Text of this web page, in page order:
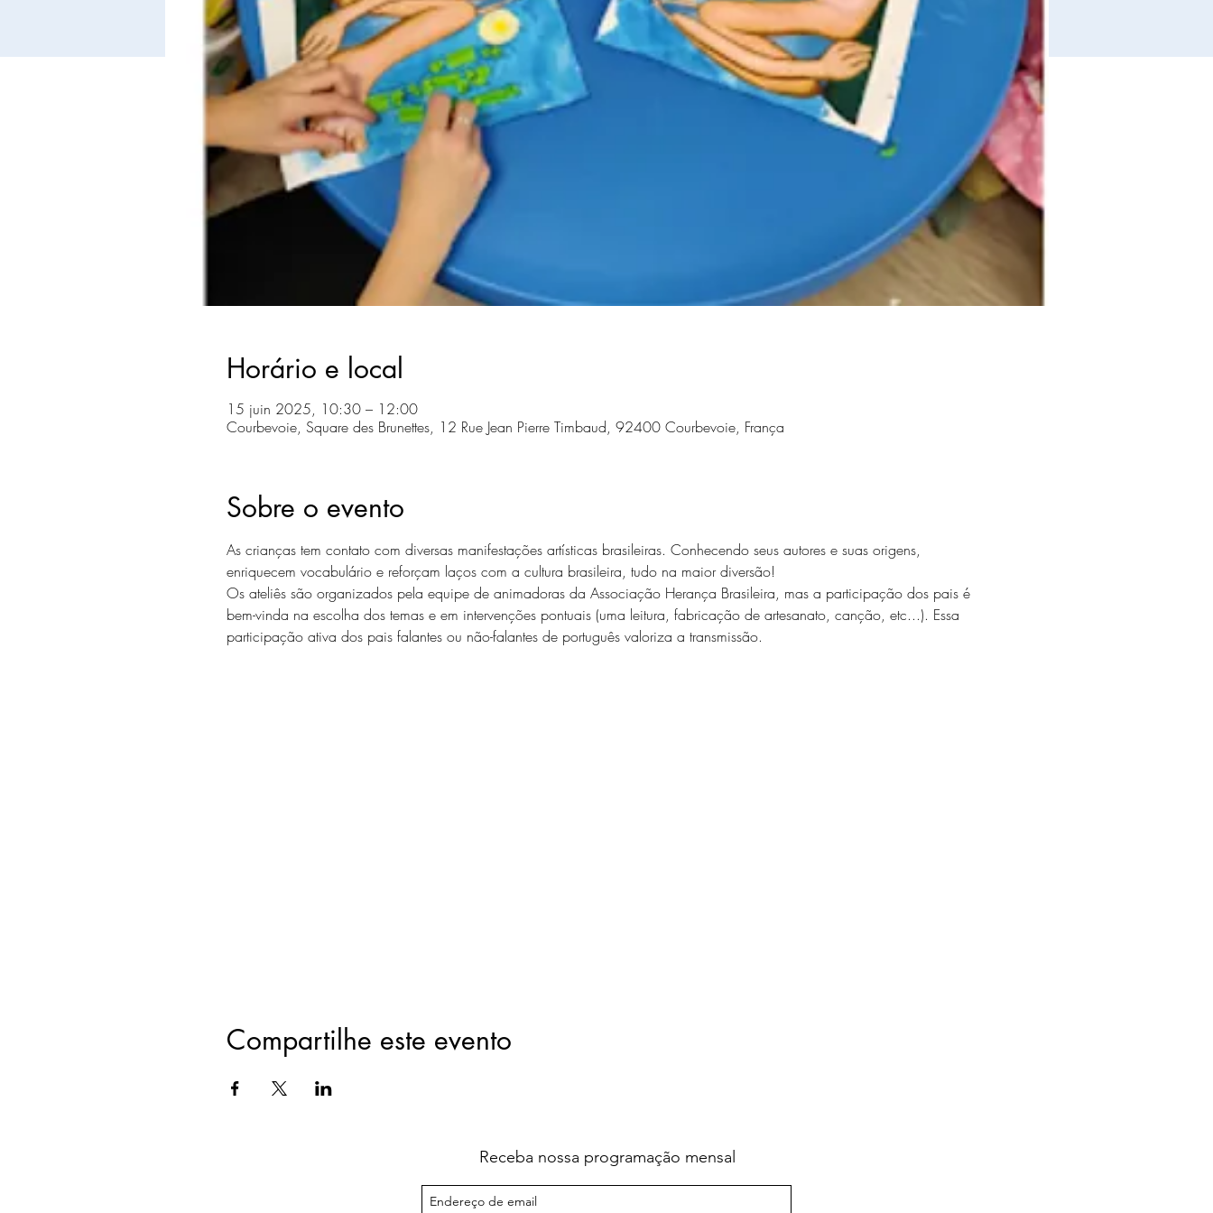
Horário e local
15 juin 2025, 10:30 – 12:00
Courbevoie, Square des Brunettes, 12 Rue Jean Pierre Timbaud, 92400 Courbevoie, França
Sobre o evento
As crianças tem contato com diversas manifestações artísticas brasileiras. Conhecendo seus autores e suas origens,
enriquecem vocabulário e reforçam laços com a cultura brasileira, tudo na maior diversão!
Os ateliês são organizados pela equipe de animadoras da Associação Herança Brasileira, mas a participação dos pais é
bem-vinda na escolha dos temas e em intervenções pontuais (uma leitura, fabricação de artesanato, canção, etc...). Essa
participação ativa dos pais falantes ou não-falantes de português valoriza a transmissão.
Compartilhe este evento
Receba nossa programação mensal